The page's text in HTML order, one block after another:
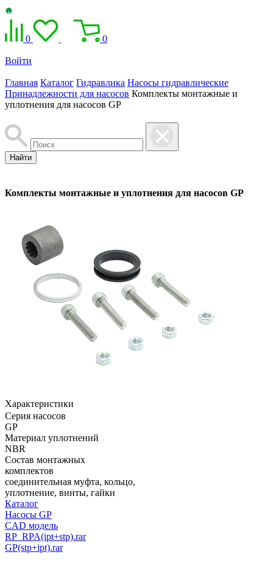
0 0
Войти
Главная Каталог Гидравлика Насосы гидравлические
Принадлежности для насосов Комплекты монтажные и
уплотнения для насосов GP
Найти
Комплекты монтажные и уплотнения для насосов GP
Характеристики
Серия насосов
GP
Материал уплотнений
NBR
Состав монтажных
комплектов
соединительная муфта, кольцо,
уплотнение, винты, гайки
Каталог
Насосы GP
CAD модель
RP_RPA(ipt+stp).rar
GP(stp+ipt).rar